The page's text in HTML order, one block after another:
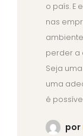
o país. E
nas
perder a
Seja
uma
é
por